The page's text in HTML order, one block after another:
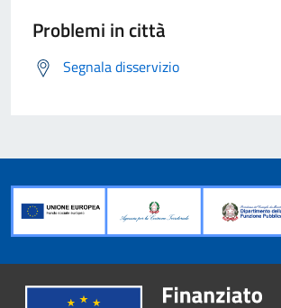
Problemi in città
Segnala disservizio